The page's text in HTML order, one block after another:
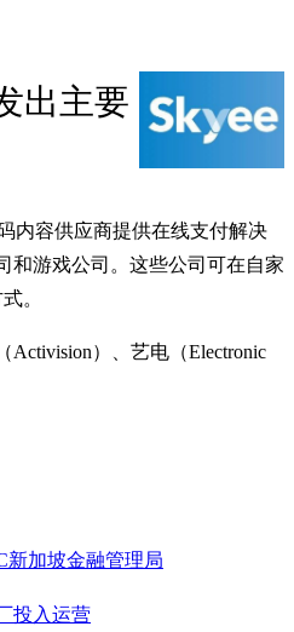
出主要
内容供应商提供在线支付解决
和游戏公司。这些公司可在自家
。
）、艺电（Electronic
新加坡金融管理局
投入运营